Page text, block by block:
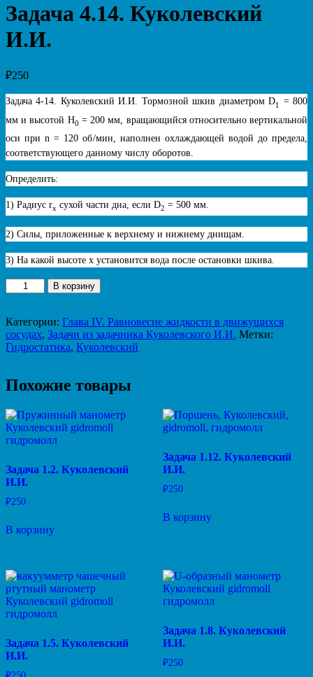
Задача 4.14. Куколевский
И.И.
₽250
Задача 4-14. Куколевский И.И. Тормозной шкив диаметром D1
= 800
мм и высотой H0 = 200 мм, вращающийся относительно вертикальной
оси при n = 120 об/мин, наполнен охлаждающей водой до предела,
соответствующего данному числу оборотов.
Определить:
1) Радиус rx сухой части дна, если D2 = 500 мм.
2) Силы, приложенные к верхнему и нижнему днищам.
3) На какой высоте x установится вода после остановки шкива.
Количество
товара
4.14.
Куколевский
И.И.
В корзину
Категории: Глава IV. Равновесие жидкости в движущихся
сосудах, Задачи из задачника Куколевского И.И. Метки:
Гидростатика, Куколевский
Похожие товары
Задача 1.2. Куколевский
И.И.
₽250
В корзину
Задача 1.12. Куколевский
И.И.
₽250
В корзину
Задача 1.5. Куколевский
И.И.
Задача 1.8. Куколевский
И.И.
₽250